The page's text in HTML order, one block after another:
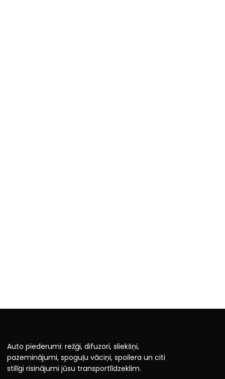
Auto piederumi: režģi, difuzori, sliekšņi,
pazeminājumi, spoguļu vāciņi, spoilera un citi
stilīgi risinājumi jūsu transportlīdzeklim.